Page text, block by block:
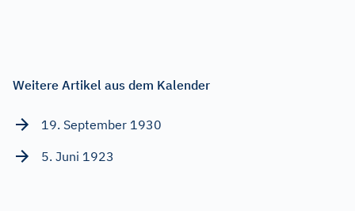
Weitere Artikel aus dem Kalender
19. September 1930
5. Juni 1923